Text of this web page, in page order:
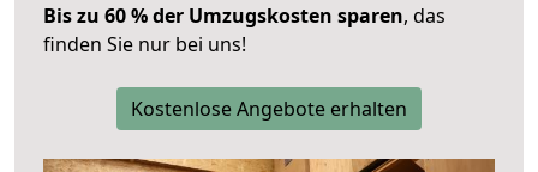
Bis zu 60 % der Umzugskosten sparen, das
finden Sie nur bei uns!
Kostenlose Angebote erhalten